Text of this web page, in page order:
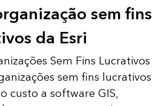
sem fins
da Esri
Sem Fins Lucrativos
sem fins lucrativos
custo a software GIS,